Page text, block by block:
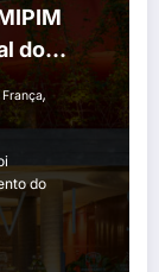
do
França,
do